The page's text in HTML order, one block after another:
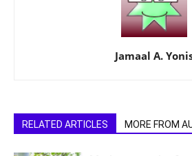
Jamaal A.
RELATED ARTICLES MORE FROM